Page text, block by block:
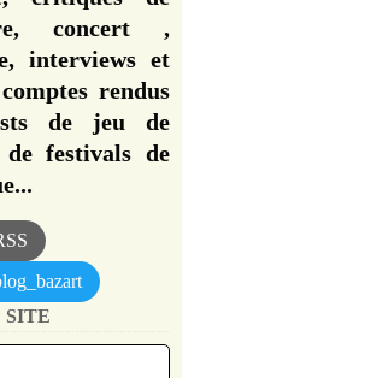
concert ,
interviews et
rendus
de jeu de
de festivals de
SITE